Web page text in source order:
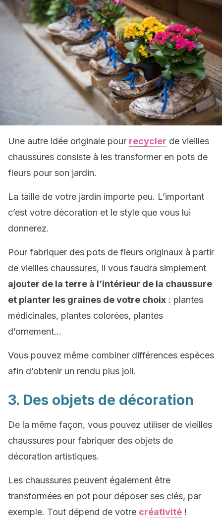
Une autre idée originale pour recycler de vieilles
chaussures consiste à les transformer en pots de
fleurs pour son jardin.
La taille de votre jardin importe peu. L’important
c’est votre décoration et le style que vous lui
donnerez.
Pour fabriquer des pots de fleurs originaux à partir
de vieilles chaussures, il vous faudra simplement
ajouter de la terre à l’intérieur de la chaussure
et planter les graines de votre choix : plantes
médicinales, plantes colorées, plantes
d’ornement…
Vous pouvez même combiner différences espèces
afin d’obtenir un rendu plus joli.
3. Des objets de décoration
De la même façon, vous pouvez utiliser de vieilles
chaussures pour fabriquer des objets de
décoration artistiques.
Les chaussures peuvent également être
transformées en pot pour déposer ses clés, par
exemple. Tout dépend de votre créativité !